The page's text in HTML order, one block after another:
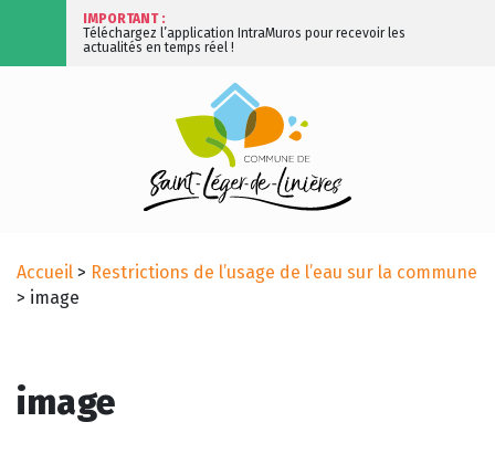
IMPORTANT :
Téléchargez l’application IntraMuros pour recevoir les
actualités en temps réel !
Accueil > Restrictions de l’usage de l’eau sur la commune
> image
image